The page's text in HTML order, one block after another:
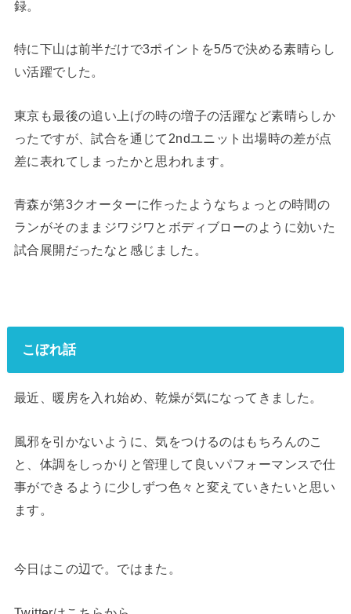
録。
特に下山は前半だけで3ポイントを5/5で決める素晴らし
い活躍でした。
東京も最後の追い上げの時の増子の活躍など素晴らしか
ったですが、試合を通じて2ndユニット出場時の差が点
差に表れてしまったかと思われます。
青森が第3クオーターに作ったようなちょっとの時間の
ランがそのままジワジワとボディブローのように効いた
試合展開だったなと感じました。
こぼれ話
最近、暖房を入れ始め、乾燥が気になってきました。
風邪を引かないように、気をつけるのはもちろんのこ
と、体調をしっかりと管理して良いパフォーマンスで仕
事ができるように少しずつ色々と変えていきたいと思い
ます。
今日はこの辺で。ではまた。